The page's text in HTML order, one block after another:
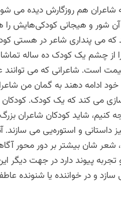
هم روزگارش دیده می
آن شور و هیجانی کودکی‌هایش
می پنداری شاعر در هستی
از چشم یک کودک ده ساله
است. شاعرانی که می
خود ادامه دهند به گمان من
می کند که یک کودک. کودکان
کنیم، شاید کودکان شاعران
داستانی و استوره‌یی می سازند.
شان بیشتر بر دور محور
پیوند دارد در جهت دیگر
و در خواننده یا شنونده